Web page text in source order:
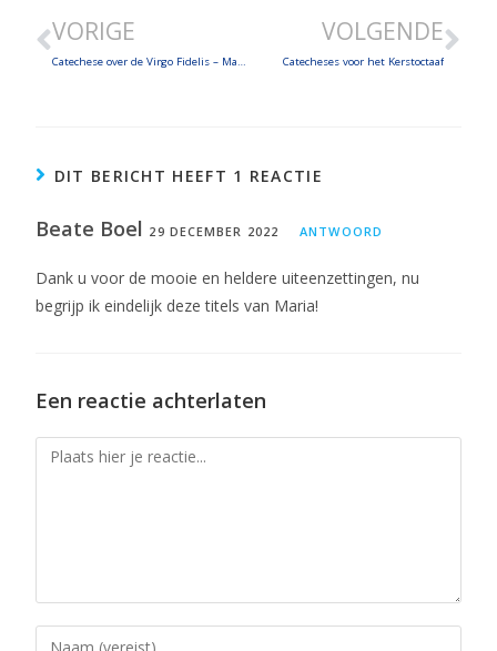
VORIGE VOLGENDE
Catecheses voor het Kerstoctaaf
DIT BERICHT HEEFT 1 REACTIE
Beate Boel 29 DECEMBER 2022 ANTWOORD
Dank u voor de mooie en heldere uiteenzettingen, nu
begrijp ik eindelijk deze titels van Maria!
Een reactie achterlaten